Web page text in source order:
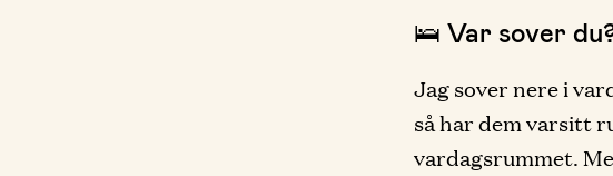
🛌 Var sover
Jag sover nere i
så har dem varsitt
vardagsrummet.